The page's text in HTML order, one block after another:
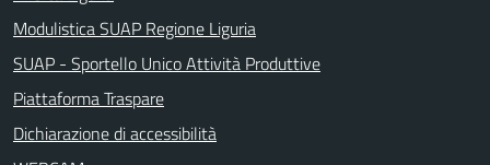
Modulistica SUAP Regione Liguria
SUAP - Sportello Unico Attività Produttive
Piattaforma Traspare
Dichiarazione di accessibilità